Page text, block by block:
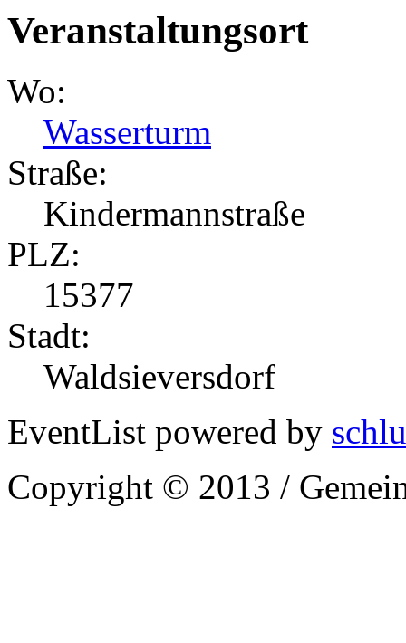
Veranstaltungsort
Wo:
Wasserturm
Straße:
Kindermannstraße
PLZ:
15377
Stadt:
Waldsieversdorf
EventList powered by
Copyright © 2013 /